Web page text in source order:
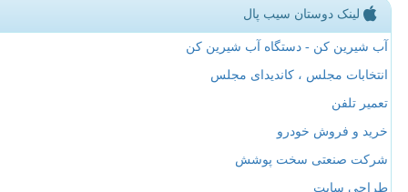
لینک دوستان سیب پال
آب شیرین کن - دستگاه آب شیرین کن
انتخابات مجلس ، کاندیدای مجلس
تعمیر تلفن
خرید و فروش خودرو
شرکت صنعتی سخت پوشش
طراحی سایت